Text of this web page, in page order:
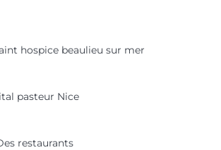
hospice beaulieu sur mer
pasteur Nice
restaurants